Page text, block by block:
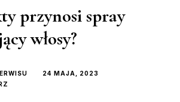
przynosi spray
włosy?
24 MAJA, 2023